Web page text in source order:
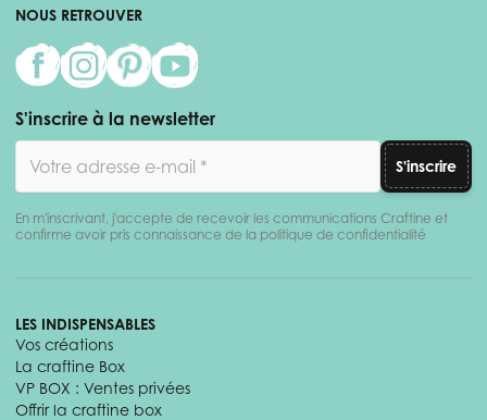
NOUS RETROUVER
S'inscrire à la newsletter
S'inscrire
En m'inscrivant, j'accepte de recevoir les communications Craftine et
confirme avoir pris connaissance de la politique de confidentialité
LES INDISPENSABLES
Vos créations
La craftine Box
VP BOX : Ventes privées
Offrir la craftine box